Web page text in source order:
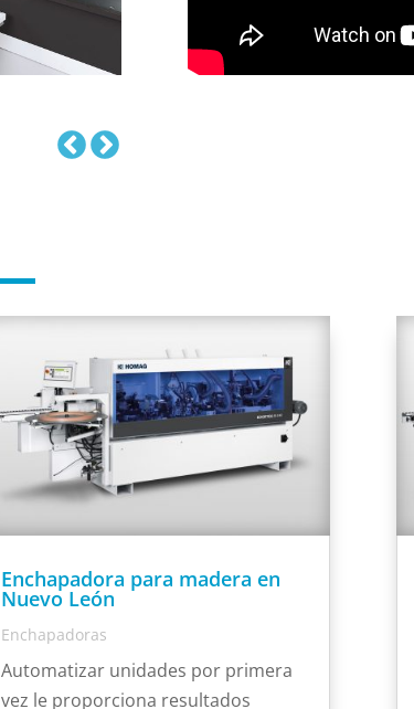
Enchapadora para madera en
Nuevo León
Enchapadoras
Automatizar unidades por primera
vez le proporciona resultados